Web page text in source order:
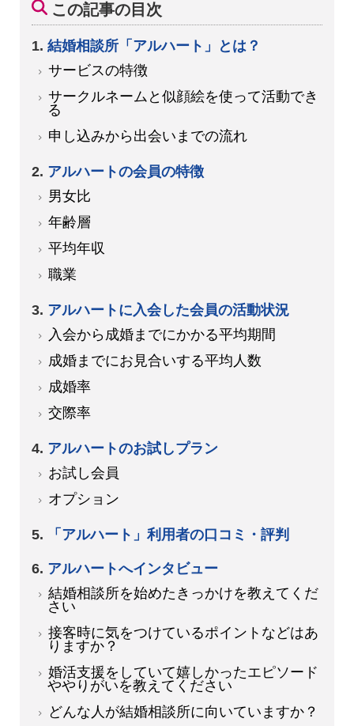
この記事の目次
結婚相談所「アルハート」とは？
サービスの特徴
サークルネームと似顔絵を使って活動でき
る
申し込みから出会いまでの流れ
アルハートの会員の特徴
男女比
年齢層
平均年収
職業
アルハートに入会した会員の活動状況
入会から成婚までにかかる平均期間
成婚までにお見合いする平均人数
成婚率
交際率
アルハートのお試しプラン
お試し会員
オプション
「アルハート」利用者の口コミ・評判
アルハートへインタビュー
結婚相談所を始めたきっかけを教えてくだ
さい
接客時に気をつけているポイントなどはあ
りますか？
婚活支援をしていて嬉しかったエピソード
ややりがいを教えてください
どんな人が結婚相談所に向いていますか？